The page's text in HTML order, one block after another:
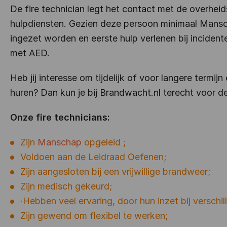
De fire technician legt het contact met de
hulpdiensten. Gezien deze persoon minimaal
ingezet worden en eerste hulp verlenen bij
met AED.
Heb jij interesse om tijdelijk of voor langere
huren? Dan kun je bij Brandwacht.nl terecht voor
Onze fire technicians:
Zijn Manschap opgeleid ;
Voldoen aan de Leidraad Oefenen;
Zijn aangesloten bij een vrijwillige brandweer;
Zijn medisch gekeurd;
·Hebben veel ervaring, door hun inzet bij
Zijn gewend om flexibel te werken;